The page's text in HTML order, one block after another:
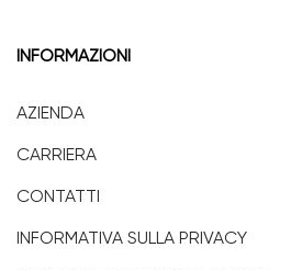
INFORMAZIONI
AZIENDA
CARRIERA
CONTATTI
INFORMATIVA SULLA PRIVACY